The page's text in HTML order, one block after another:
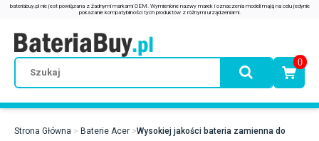
0
Strona Główna Baterie Acer
Wysokiej jakości bateria zamienna do